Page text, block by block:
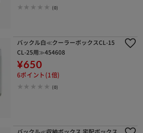
(0)
バックル白≪クーラーボックスCL-15
CL-25用≫454608
¥650
6ポイント(1倍)
(0)
バックル≪収納ボックス 宅配ボックス